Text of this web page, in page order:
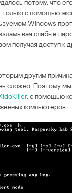
с помощью
Windows
слабые
получая доступ к
другим
сложно. Поэтому
, с помощью
компьютеров.